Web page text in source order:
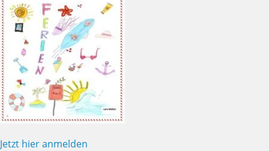
Jetzt hier anmelden